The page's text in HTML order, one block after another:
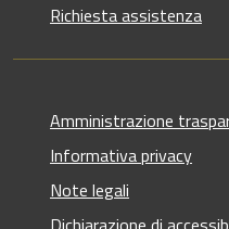
Richiesta assistenza
Amministrazione
Informativa privacy
Note legali